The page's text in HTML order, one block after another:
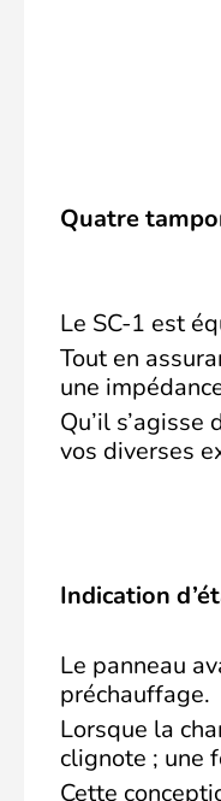
Quatre
Le SC-1 est
Tout en
une
Qu’il
vos diverses
Indication
Le panneau
préchauffage.
Lorsque la
clignote ; une
Cette